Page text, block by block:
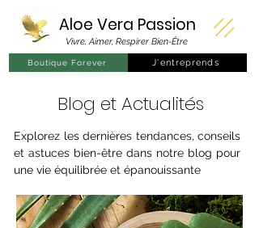
Aloe Vera Passion
Vivre, Aimer, Respirer Bien-Être
J'entreprends
Boutique Forever
Blog et Actualités
Explorez les dernières tendances, conseils
et astuces bien-être dans notre blog pour
une vie équilibrée et épanouissante